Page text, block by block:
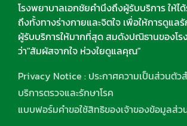
โรงพยาบาลเอกชัยคำนึงถึงผู้รับบริการ ให้ไ
ถึงทั้งทางร่างกายและจิตใจ เพื่อให้การดูแล
ผู้รับบริการให้มากที่สุด สมดังปณิธานของโ
ว่า"สัมผัสจากใจ ห่วงใยดูแลคุณ"
Privacy Notice : ประกาศความเป็นส่วนตัว
บริการตรวจและรักษาโรค
แบบฟอร์มคำขอใช้สิทธิของเจ้าของข้อมูลส่